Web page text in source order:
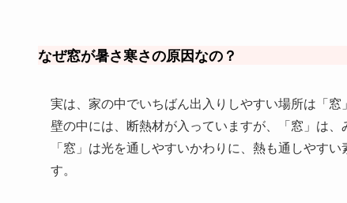
なぜ窓が暑さ寒さの原因なの？
実は、家の中でいちばん出入りしやすい場所は「窓
壁の中には、断熱材が入っていますが、「窓」は、
「窓」は光を通しやすいかわりに、熱も通しやす
す。